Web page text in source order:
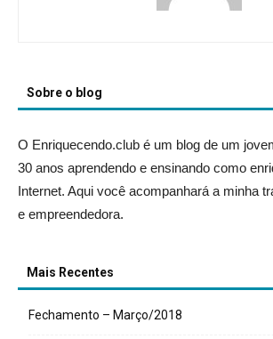
Sobre o blog
O Enriquecendo.club é um blog de um
30 anos aprendendo e ensinando como
Internet. Aqui você acompanhará a minha
e empreendedora.
Mais Recentes
Fechamento – Março/2018